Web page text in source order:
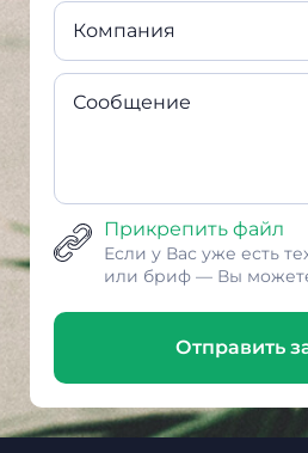
Компания
Сообщение
Прикрепить файл
Если у Вас уже есть
или бриф — Вы
Отправить